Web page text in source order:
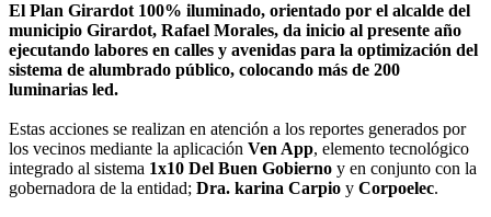
El Plan Girardot 100% iluminado, orientado por el alcalde del
municipio Girardot, Rafael Morales, da inicio al presente año
ejecutando labores en calles y avenidas para la optimización del
sistema de alumbrado público, colocando más de 200
luminarias led.
Estas acciones se realizan en atención a los reportes generados por
los vecinos mediante la aplicación Ven App, elemento tecnológico
integrado al sistema 1x10 Del Buen Gobierno y en conjunto con la
gobernadora de la entidad; Dra. karina Carpio y Corpoelec.